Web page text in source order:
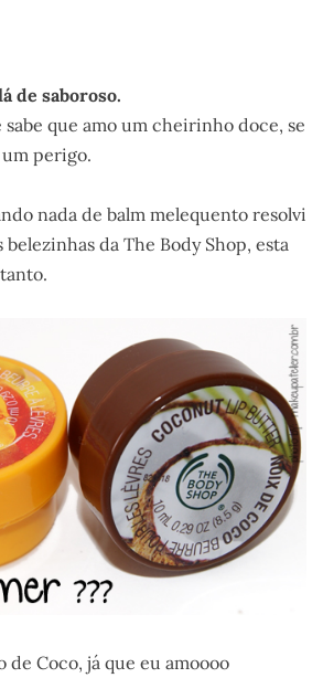
de saboroso.
que amo um cheirinho doce, se
perigo.
nada de balm melequento resolvi
da The Body Shop, esta
Coco, já que eu amoooo